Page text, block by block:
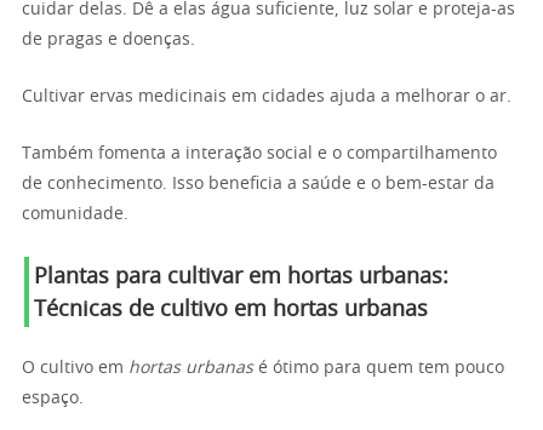
cuidar delas. Dê a elas água suficiente, luz solar e proteja-as
de pragas e doenças.
Cultivar ervas medicinais em cidades ajuda a melhorar o ar.
Também fomenta a interação social e o compartilhamento
de conhecimento. Isso beneficia a saúde e o bem-estar da
comunidade.
Plantas para cultivar em hortas urbanas:
Técnicas de cultivo em hortas urbanas
O cultivo em hortas urbanasé ótimo para quem tem pouco
espaço.